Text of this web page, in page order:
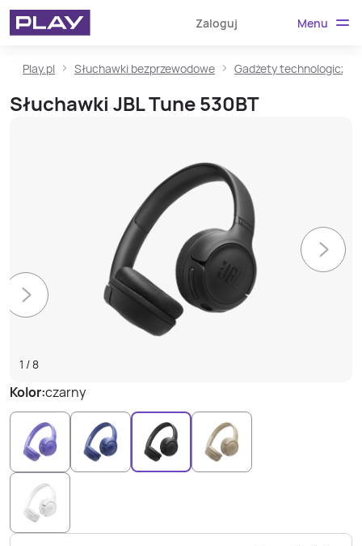
Zaloguj Menu
Play.pl Słuchawki bezprzewodowe Gadżety technologiczne
Słuchawki JBL Tune 530BT
1 / 8
Kolor:czarny